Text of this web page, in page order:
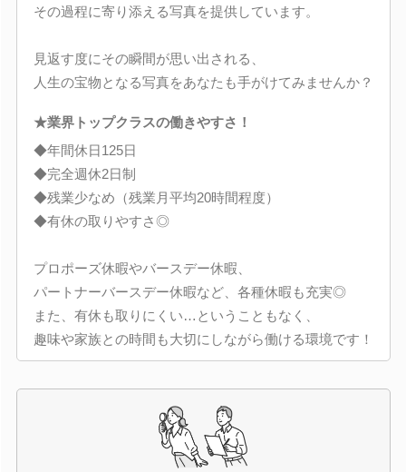
その過程に寄り添える写真を提供しています。
見返す度にその瞬間が思い出される、
人生の宝物となる写真をあなたも手がけてみませんか？
★業界トップクラスの働きやすさ！
◆年間休日125日
◆完全週休2日制
◆残業少なめ（残業月平均20時間程度）
◆有休の取りやすさ◎
プロポーズ休暇やバースデー休暇、
パートナーバースデー休暇など、各種休暇も充実◎
また、有休も取りにくい…ということもなく、
趣味や家族との時間も大切にしながら働ける環境です！